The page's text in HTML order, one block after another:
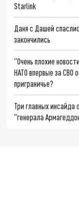
Starlink
Даня с Дашей
закончились
"Очень плохие
НАТО впервые за СВО
приграничье?
Три главных
"генерала